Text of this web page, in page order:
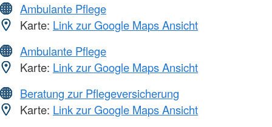
Ambulante Pflege
Karte: Link zur Google Maps Ansicht
Ambulante Pflege
Karte: Link zur Google Maps Ansicht
Beratung zur Pflegeversicherung
Karte: Link zur Google Maps Ansicht